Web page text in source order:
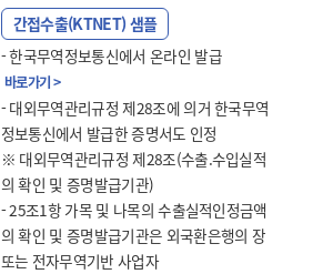
간접수출(KTNET) 샘플
- 한국무역정보통신에서 온라인 발급
바로가기 >
- 대외무역관리규정 제28조에 의거 한국무역
정보통신에서 발급한 증명서도 인정
※ 대외무역관리규정 제28조(수출.수입실적
의 확인 및 증명발급기관)
- 25조1항 가목 및 나목의 수출실적인정금액
의 확인 및 증명발급기관은 외국환은행의 장
또는 전자무역기반 사업자